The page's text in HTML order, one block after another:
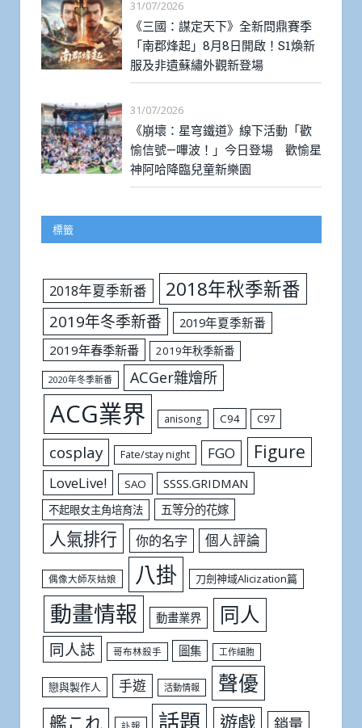
31/07/2026
《三國：謀定天下》全新問鼎賽季
「南郡烽起」8月8日開啟！S1煥新
服及非遺蘇繡外觀新登場
31/07/2026
《崩壞：星穹鐵道》線下活動「歡
愉信號—嗶波！」今日登場 歡愉星
神阿哈降臨兒童新樂園
標籤
2018年夏季新番 2018年秋季新番
2019年冬季新番
2019年夏季新番
2019年春季新番
2019年秋季新番
2020年冬季新番 ACGer雜燴所
ACG業界 anisong C94 C97
cosplay Fate/stay night FGO Figure
LoveLive! SAO SSSS.GRIDMAN
不起眼女主角培育法 五等分的花嫁
人氣排行 你的名字 個人評論
偶像大師灰姑娘 八掛 刀劍神域Alicization篇
動畫情報 動畫業界 同人
同人誌 哥布林殺手 圖集 工作細胞
戀與製作人 手遊 活動情報 聲優
艦これ 話題